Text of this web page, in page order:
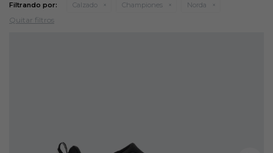
Filtrando por: Calzado Championes Norda
Quitar filtros